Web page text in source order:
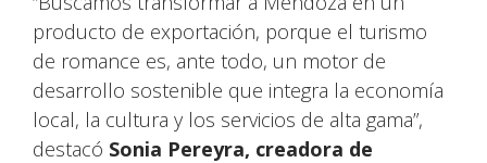
producto de exportación, porque el turismo
de romance es, ante todo, un motor de
desarrollo sostenible que integra la economía
local, la cultura y los servicios de alta gama”,
destacó Sonia Pereyra, creadora de